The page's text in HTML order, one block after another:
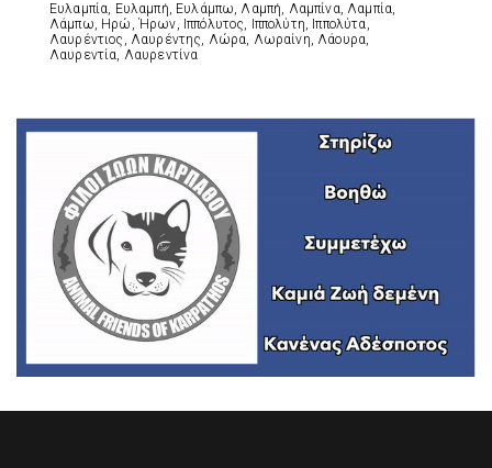
Ευλαμπία, Ευλαμπή, Ευλάμπω, Λαμπή, Λαμπίνα, Λαμπία,
Λάμπω, Ηρώ, Ήρων, Ιππόλυτος, Ιππολύτη, Ιππολύτα,
Λαυρέντιος, Λαυρέντης, Λώρα, Λωραίνη, Λάουρα,
Λαυρεντία, Λαυρεντίνα